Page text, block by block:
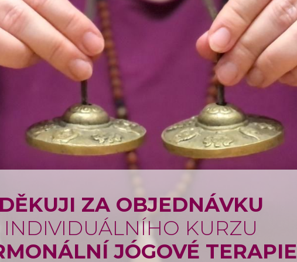
ZA OBJEDNÁVKU
INDIVIDUÁLNÍHO KURZU
JÓGOVÉ TERAPIE